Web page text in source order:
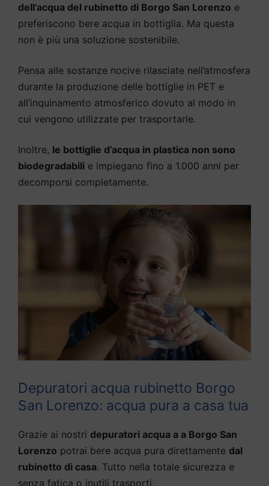
dell’acqua del rubinetto di Borgo San Lorenzo e
preferiscono bere acqua in bottiglia. Ma questa
non è più una soluzione sostenibile.
Pensa alle sostanze nocive rilasciate nell’atmosfera
durante la produzione delle bottiglie in PET e
all’inquinamento atmosferico dovuto al modo in
cui vengono utilizzate per trasportarle.
Inoltre, le bottiglie d’acqua in plastica non sono
biodegradabili e impiegano fino a 1.000 anni per
decomporsi completamente.
Depuratori acqua rubinetto Borgo
San Lorenzo: acqua pura a casa tua
Grazie ai nostri depuratori acqua a a Borgo San
Lorenzo potrai bere acqua pura direttamente dal
rubinetto di casa. Tutto nella totale sicurezza e
senza fatica o inutili trasporti.